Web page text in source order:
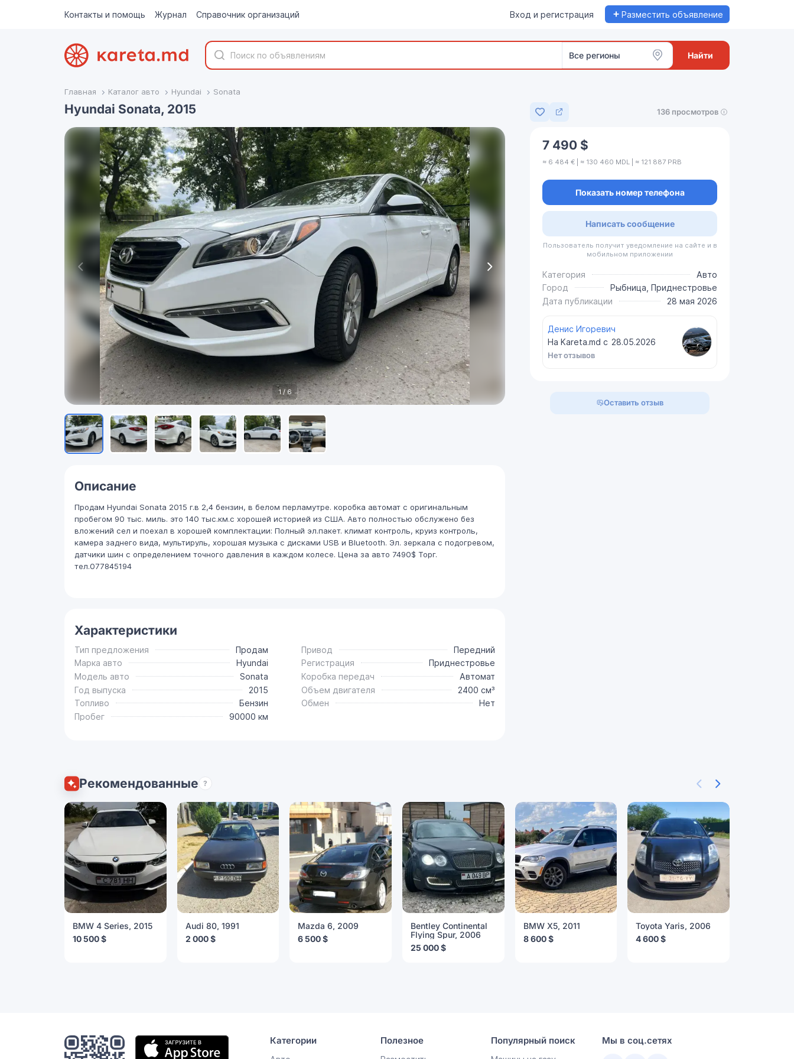
Контакты и помощь Журнал Справочник организаций Вход и регистрация + Разместить объявление
Все регионы Найти
Главная Каталог авто Hyundai Sonata
Hyundai Sonata, 2015
Добавить в избранное
136 просмотров
1/ 6
Описание
Продам Hyundai Sonata 2015 г.в 2,4 бензин, в белом перламутре. коробка автомат с оригинальным
пробегом 90 тыс. миль. это 140 тыс.км.с хорошей историей из США. Авто полностью обслужено без
вложений сел и поехал в хорошей комплектации: Полный эл.пакет. климат контроль, круиз контроль,
камера заднего вида, мультируль, хорошая музыка с дисками USB и Bluetooth. Эл. зеркала с подогревом,
датчики шин с определением точного давления в каждом колесе. Цена за авто 7490$ Торг.
тел.077845194
Характеристики
Тип предложения
Продам
Марка авто
Hyundai
Модель авто
Sonata
Год выпуска
2015
Топливо
Бензин
Пробег
90000 км
Привод
Передний
Регистрация
Приднестровье
Коробка передач
Автомат
Объем двигателя
2400 см³
Обмен
Нет
7 490 $
≈ 6 484 € | ≈ 130 460 MDL | ≈ 121 887 PRB
Показать номер телефона
Написать сообщение
Пользователь получит уведомление на сайте и в
мобильном приложении
Категория
Авто
Город
Рыбница, Приднестровье
Дата публикации
28 мая 2026
Денис Игоревич
На Kareta.md с 28.05.2026
Нет отзывов
Оставить отзыв
Рекомендованные ?
BMW 4 Series, 2015
10 500 $
Audi 80, 1991
2 000 $
Mazda 6, 2009
6 500 $
Bentley Continental
Flying Spur, 2006
25 000 $
BMW X5, 2011
8 600 $
Toyota Yaris, 2006
4 600 $
Мобильное
приложение
Категории Полезное Популярный поиск Мы в соц.сетях